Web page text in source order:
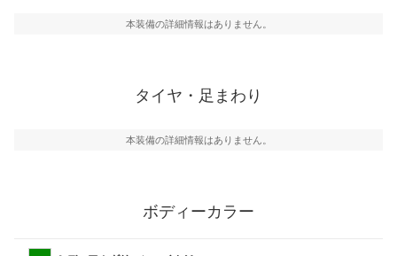
本装備の詳細情報はありません。
タイヤ・足まわり
本装備の詳細情報はありません。
ボディーカラー